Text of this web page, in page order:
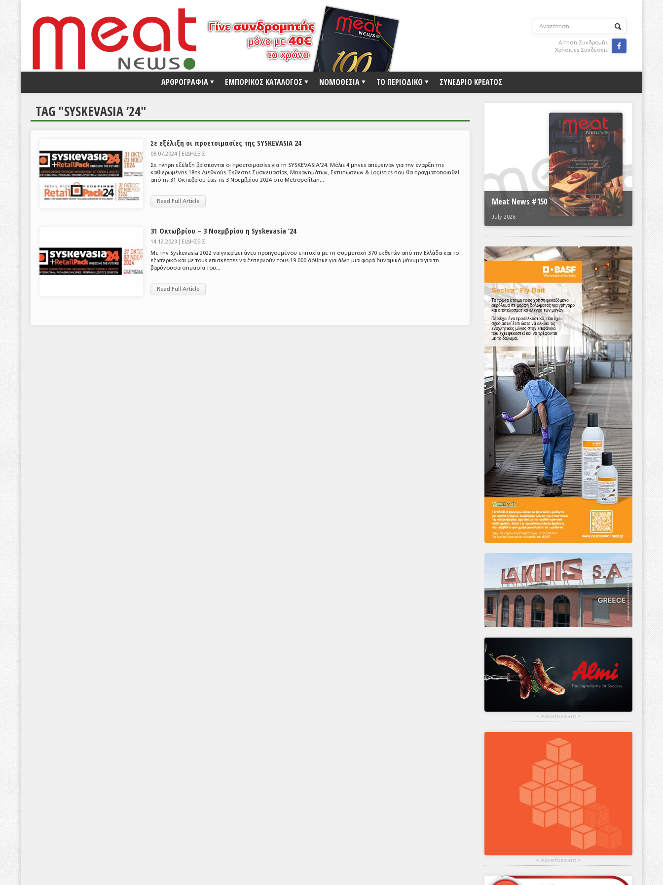
Αίτηση Συνδρομής
Χρήσιμες Συνδέσεις

ΑΡΘΡΟΓΡΑΦΙΑ ΕΜΠΟΡΙΚΟΣ ΚΑΤΑΛΟΓΟΣ ΝΟΜΟΘΕΣΙΑ ΤΟ ΠΕΡΙΟΔΙΚΟ ΣΥΝΕΔΡΙΟ ΚΡΕΑΤΟΣ
TAG "SYSKEVASIA ’24"
Σε εξέλιξη οι προετοιμασίες της SYSKEVASIA 24
08.07.2024 | ΕΙΔΗΣΕΙΣ
Σε πλήρη εξέλιξη βρίσκονται οι προετοιμασίες για τη SYSKEVASIA'24. Μόλις 4 μήνες απέμειναν για την έναρξη της
καθιερωμένης 18ης Διεθνούς Έκθεσης Συσκευασίας, Μηχανημάτων, Εκτυπώσεων & Logistics που θα πραγματοποιηθεί
από τις 31 Οκτωβρίου έως τις 3 Νοεμβρίου 2024 στο Metropolitan...
Read Full Article
31 Οκτωβρίου – 3 Νοεμβρίου η Syskevasia ’24
14.12.2023 | ΕΙΔΗΣΕΙΣ
Με την Syskevasia 2022 να γνωρίζει άνευ προηγουμένου επιτυχία με τη συμμετοχή 370 εκθετών από την Ελλάδα και το
εξωτερικό και με τους επισκέπτες να ξεπερνούν τους 19.000 δόθηκε για άλλη μια φορά δυναμικό μήνυμα για τη
βαρύνουσα σημασία του...
Read Full Article
Meat News #150
July 2026
▴ Advertisement ▴
▴ Advertisement ▴